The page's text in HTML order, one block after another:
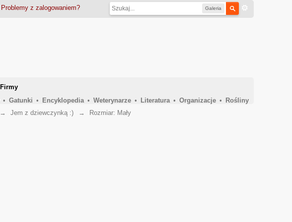
Galeria
Problemy z zalogowaniem?
Firmy
• Gatunki • Encyklopedia • Weterynarze • Literatura • Organizacje •
Rośliny
→ Jem z dziewczynką :) → Rozmiar: Mały